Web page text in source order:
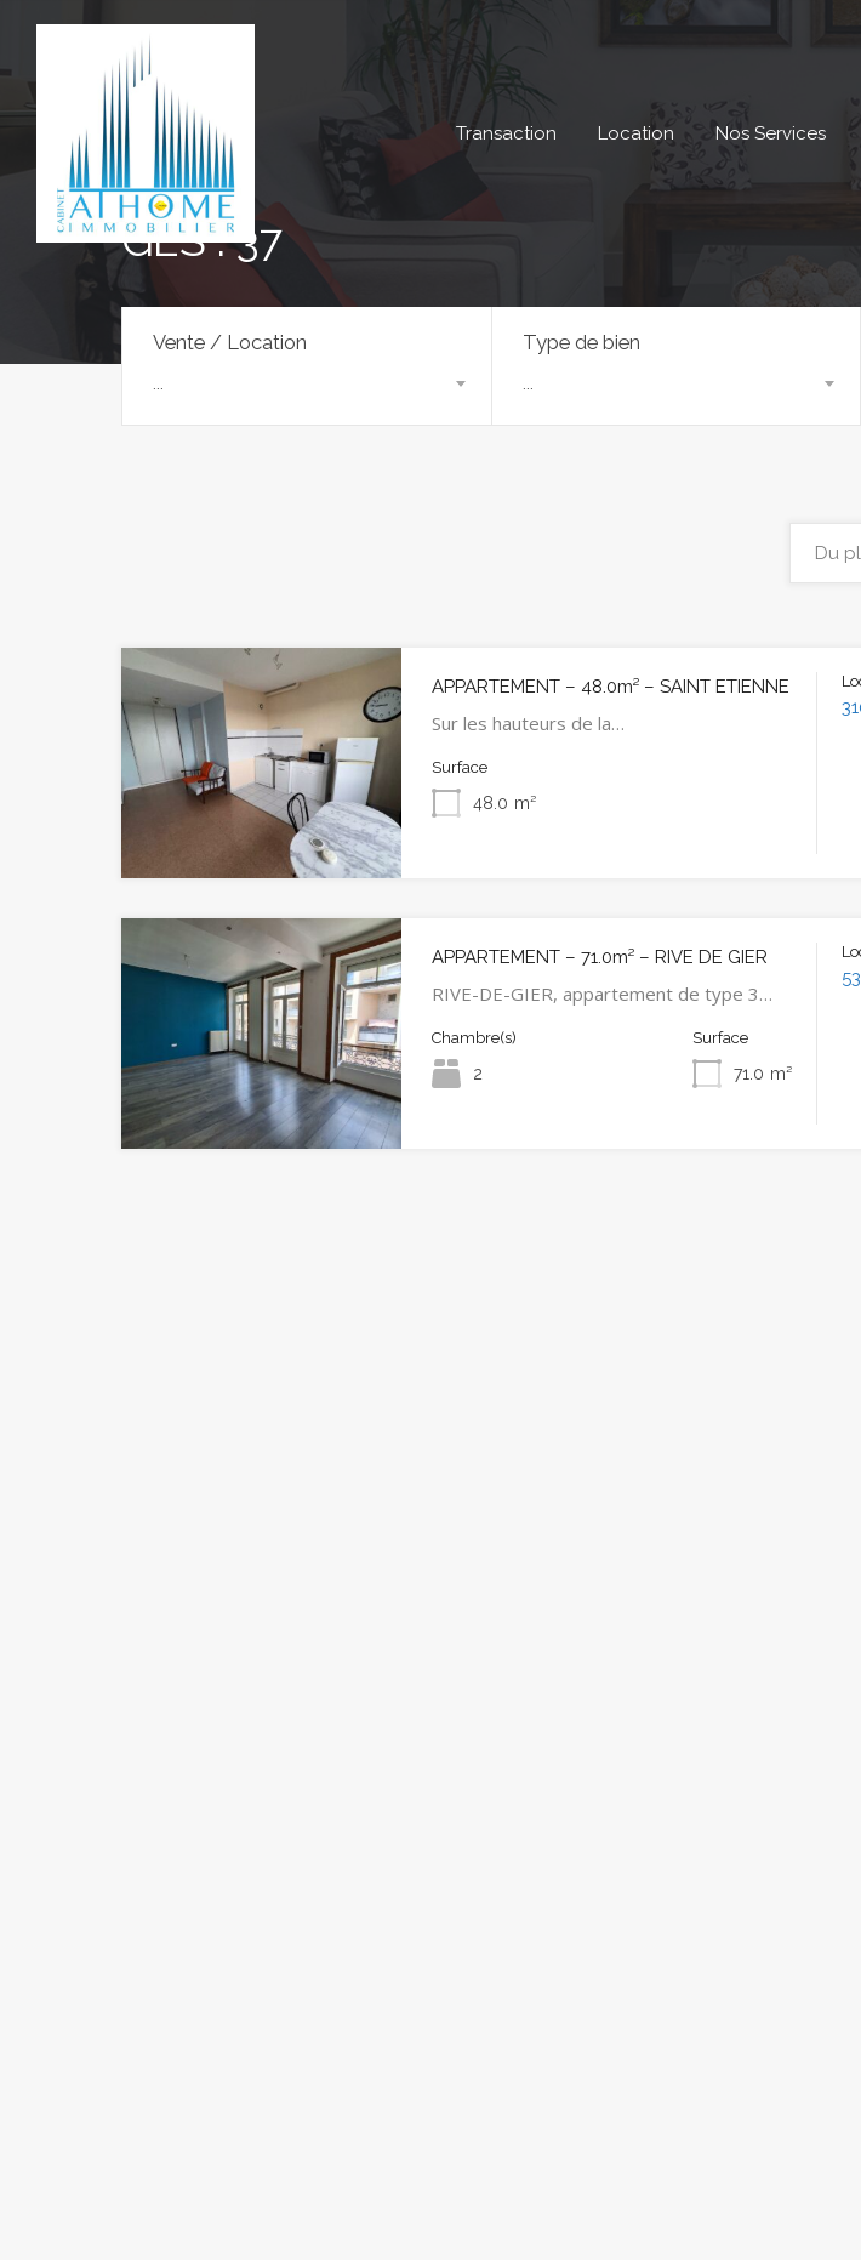
Transaction Location Nos Services
GES : 37
Vente / Location Type de bien
APPARTEMENT – 48.0m² – SAINT ETIENNE
Sur les hauteurs de la…
Surface
48.0 m²
APPARTEMENT – 71.0m² – RIVE DE GIER
RIVE-DE-GIER, appartement de type 3…
Chambre(s)
2
Surface
71.0 m²